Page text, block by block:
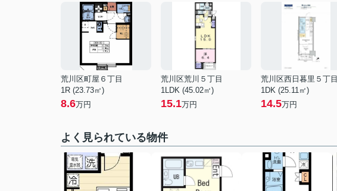
荒川区町屋６丁目
1R (23.73㎡)
8.6万円
荒川区荒川５丁目
1LDK (45.02㎡)
15.1万円
荒川区西日暮里５丁目
1DK (25.11㎡)
14.5万円
よく見られている物件